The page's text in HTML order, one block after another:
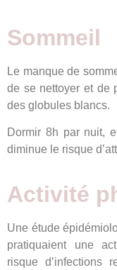
Sommeil
Le manque de
de se nettoyer et de
des globules blancs.
Dormir 8h par nuit,
diminue le risque
Activité
Une étude
pratiquaient une
risque d’infections